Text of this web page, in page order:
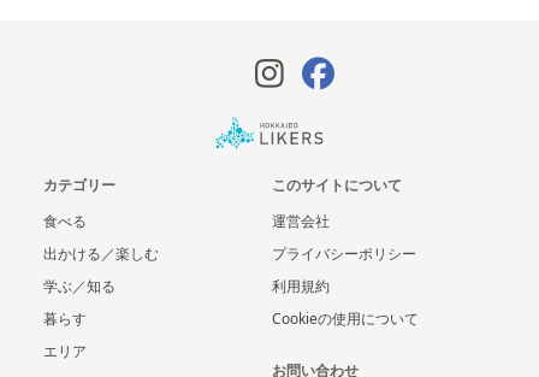
カテゴリー
食べる
出かける／楽しむ
学ぶ／知る
暮らす
エリア
このサイトについて
運営会社
プライバシーポリシー
利用規約
Cookieの使用について
お問い合わせ